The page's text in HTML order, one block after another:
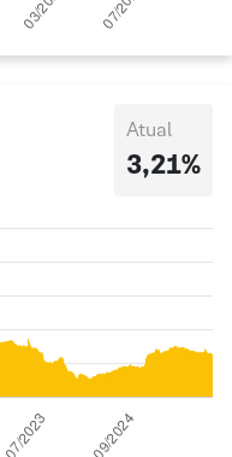
Atual
3,21%